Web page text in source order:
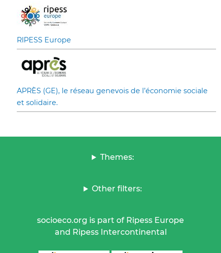
RIPESS Europe
APRÈS (GE), le réseau genevois de l’économie sociale
et solidaire.
Themes:
Other filters:
socioeco.org is part of Ripess Europe
and Ripess Intercontinental